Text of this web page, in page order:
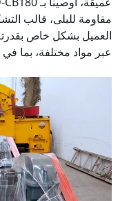
مقاومة للبلى، قالب
العميل بشكل خاص
عبر مواد مختلفة، بما